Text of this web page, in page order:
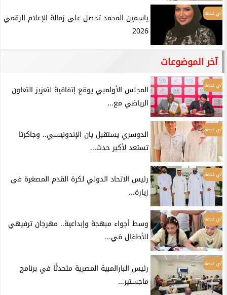
أي خدمة
ياسمين المحمد تحصل على زمالة الإعلام الرقمي
2026
آخر الموضوعات
أي خدمة
المجلس الأولمبي يوقع إتفاقية لتعزيز التعاون
الرياضي مع...
أي خدمة
الدوسري يستقبل يان الإندونيسي.. وجاكرتا
تستعد لأكبر حدث...
أي خدمة
رئيس الاتحاد الدولي لكرة القدم المصغرة فى
زيارة...
أي خدمة
وسط أجواء مبهجة وإبداعية.. مهرجان ترفيهي
للأطفال في...
أي خدمة
رئيس البارالمبية المصرية متحدثًا في برنامج
ماجستير...